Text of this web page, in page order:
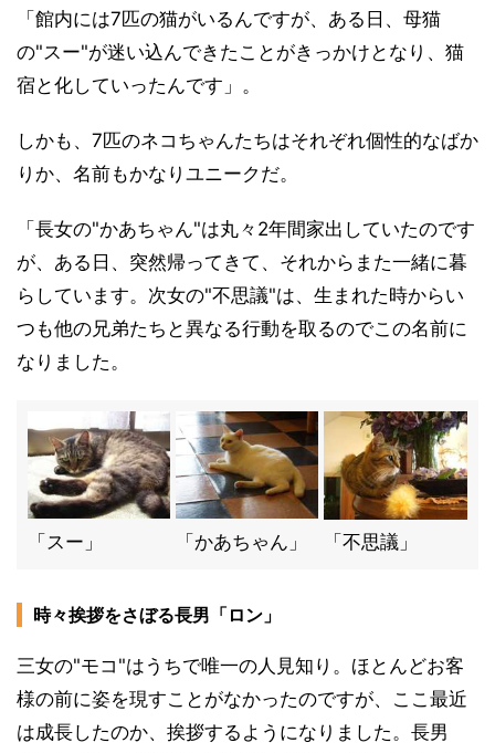
「館内には7匹の猫がいるんですが、ある日、母猫
の"スー"が迷い込んできたことがきっかけとなり、猫
宿と化していったんです」。
しかも、7匹のネコちゃんたちはそれぞれ個性的なばか
りか、名前もかなりユニークだ。
「長女の"かあちゃん"は丸々2年間家出していたのです
が、ある日、突然帰ってきて、それからまた一緒に暮
らしています。次女の"不思議"は、生まれた時からい
つも他の兄弟たちと異なる行動を取るのでこの名前に
なりました。
「スー」 「かあちゃん」 「不思議」
時々挨拶をさぼる長男「ロン」
三女の"モコ"はうちで唯一の人見知り。ほとんどお客
様の前に姿を現すことがなかったのですが、ここ最近
は成長したのか、挨拶するようになりました。長男